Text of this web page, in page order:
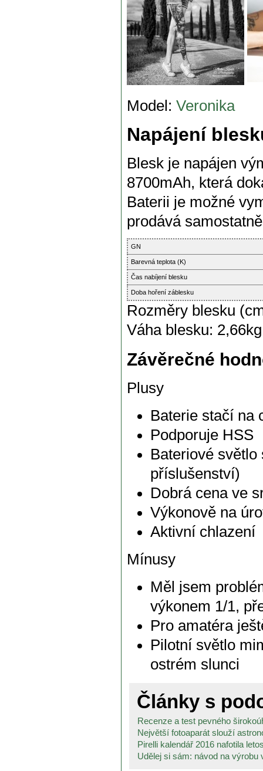
Model: Veronika
Napájení
Blesk je napájen
8700mAh, která
Baterii je možné
prodává
GN
Barevná teplota (K)
Čas nabíjení blesku
Doba hoření záblesku
Rozměry blesku
Váha blesku: 2,66kg
Závěrečné
Plusy
Baterie stačí na
Podporuje HSS
Bateriové
příslušenství)
Dobrá cena ve
Výkonově na
Aktivní chlazení
Mínusy
Měl jsem
výkonem 1/1,
Pro amatéra
Pilotní světlo
ostrém slunci
Články s
Recenze a test pevného
Největší fotoaparát slouží
Pirelli kalendář 2016 nafotila
Udělej si sám: návod na výrobu